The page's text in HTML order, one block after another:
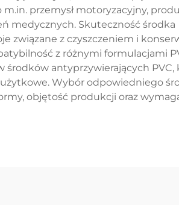
przemysł motoryzacyjny,
medycznych. Skuteczność środka
związane z czyszczeniem i
z różnymi formulacjami
antyprzywierających PVC,
Wybór odpowiedniego
objętość produkcji oraz